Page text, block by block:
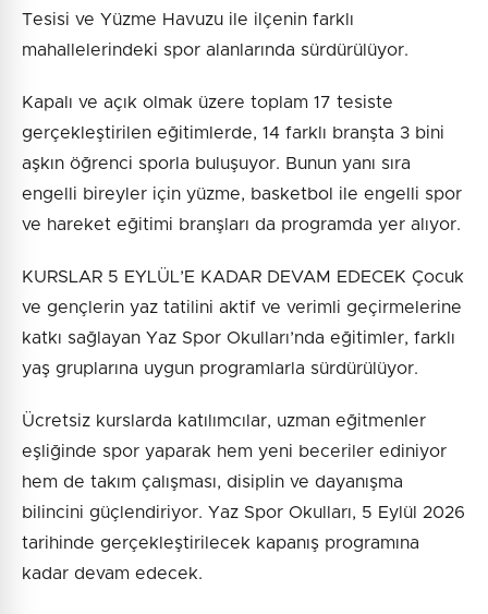
Tesisi ve Yüzme Havuzu ile ilçenin farklı
mahallelerindeki spor alanlarında sürdürülüyor.
Kapalı ve açık olmak üzere toplam 17 tesiste
gerçekleştirilen eğitimlerde, 14 farklı branşta 3 bini
aşkın öğrenci sporla buluşuyor. Bunun yanı sıra
engelli bireyler için yüzme, basketbol ile engelli spor
ve hareket eğitimi branşları da programda yer alıyor.
KURSLAR 5 EYLÜL’E KADAR DEVAM EDECEK Çocuk
ve gençlerin yaz tatilini aktif ve verimli geçirmelerine
katkı sağlayan Yaz Spor Okulları’nda eğitimler, farklı
yaş gruplarına uygun programlarla sürdürülüyor.
Ücretsiz kurslarda katılımcılar, uzman eğitmenler
eşliğinde spor yaparak hem yeni beceriler ediniyor
hem de takım çalışması, disiplin ve dayanışma
bilincini güçlendiriyor. Yaz Spor Okulları, 5 Eylül 2026
tarihinde gerçekleştirilecek kapanış programına
kadar devam edecek.